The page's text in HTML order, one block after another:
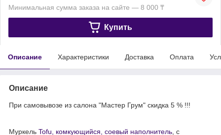
Минимальная сумма заказа на сайте — 8 000 ₸
Купить
Описание Характеристики Доставка Оплата
Описание
При самовывозе из салона "Мастер Грум" скидка 5 % !!!
Муркель Tofu, комкующийся, соевый наполнитель , с